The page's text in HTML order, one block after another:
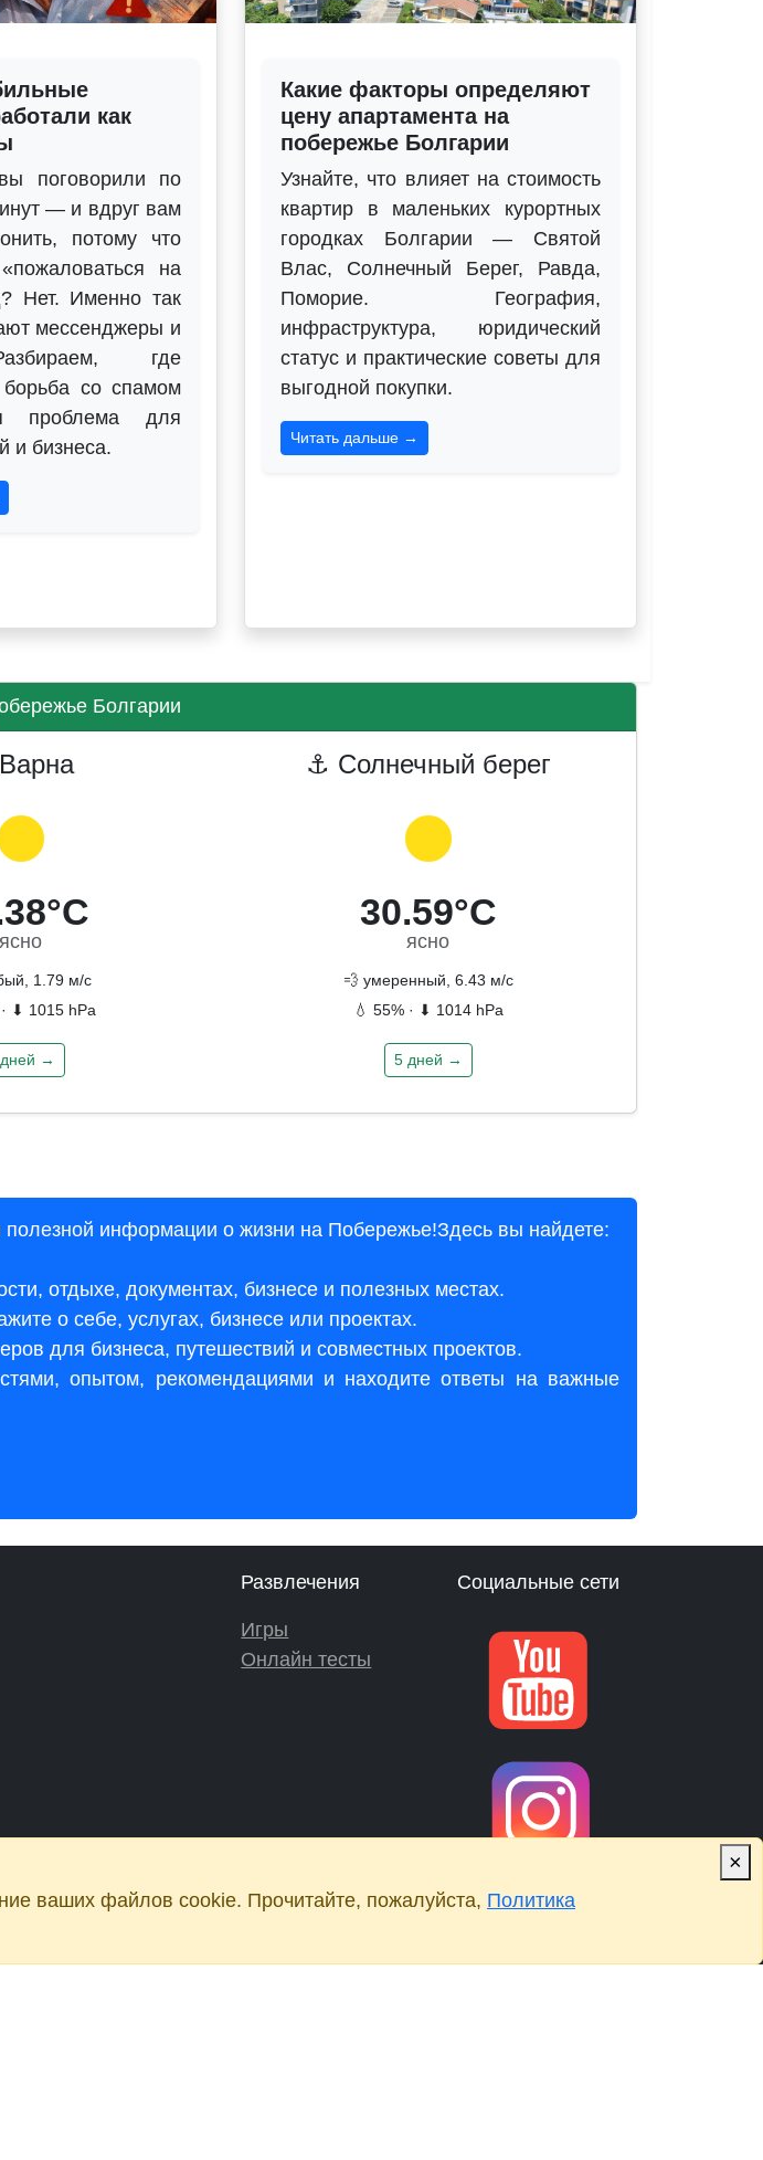
как
поговорили по
— и вдруг вам
потому что
на
Нет. Именно так
мессенджеры и
где
борьба со спамом
проблема для
и бизнеса.
Какие факторы определяют
цену апартамента на
побережье Болгарии
Узнайте, что влияет на стоимость
квартир в маленьких курортных
городках Болгарии — Святой
Влас, Солнечный Берег, Равда,
Поморие. География,
инфраструктура, юридический
статус и практические советы для
выгодной покупки.
Читать дальше →
Болгарии
ясно
1.79 м/с
⬇ 1015 hPa
→
⚓ Солнечный берег
30.59°C
ясно
💨 умеренный, 6.43 м/с
💧 55% · ⬇ 1014 hPa
5 дней →
информации о жизни на Побережье!Здесь вы найдете:
отдыхе, документах, бизнесе и полезных местах.
о себе, услугах, бизнесе или проектах.
для бизнеса, путешествий и совместных проектов.
опытом, рекомендациями и находите ответы на важные
Развлечения
Игры
Онлайн тесты
Социальные сети
×
ваших файлов cookie. Прочитайте, пожалуйста, Политика